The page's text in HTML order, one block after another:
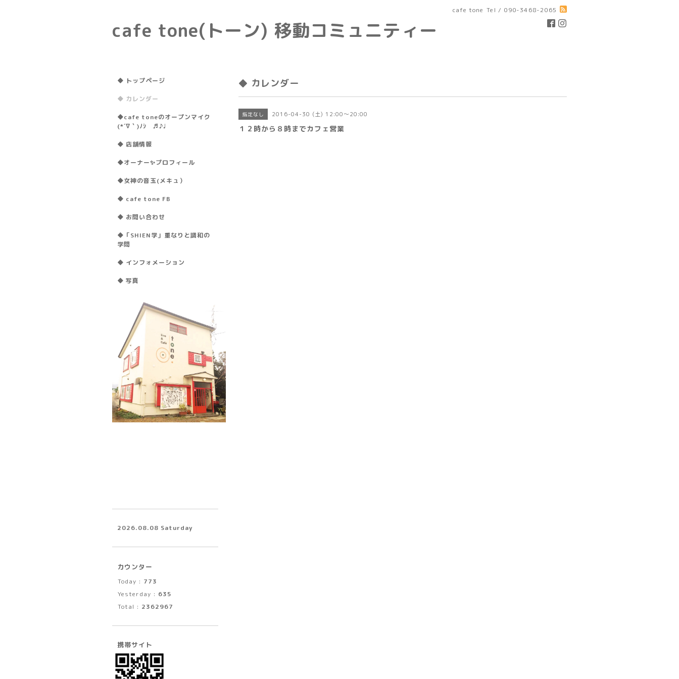
cafe tone Tel / 090-3468-2065
cafe tone(トーン) 移動コミュニティー
◆ カレンダー
指定なし 2016-04-30 (土) 12:00～20:00
１２時から８時までカフェ営業
◆ トップページ
◆ カレンダー
◆cafe toneのオープンマイク
(*´∇｀)ﾉｼ ♬♪♩
◆ 店舗情報
◆オーナー✨プロフィール
◆女神の音玉(メキュ）
◆ cafe tone FB
◆ お問い合わせ
◆「SHIEN学」重なりと調和の
学問
◆ インフォメーション
◆ 写真
2026.08.08 Saturday
カウンター
Today : 773
Yesterday : 635
Total : 2362967
携帯サイト